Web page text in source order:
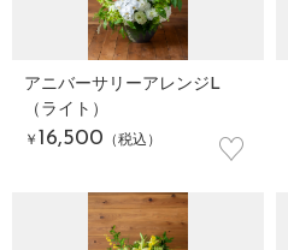
アニバーサリーアレンジL
（ライト）
￥ 16,500 （税込） ♡